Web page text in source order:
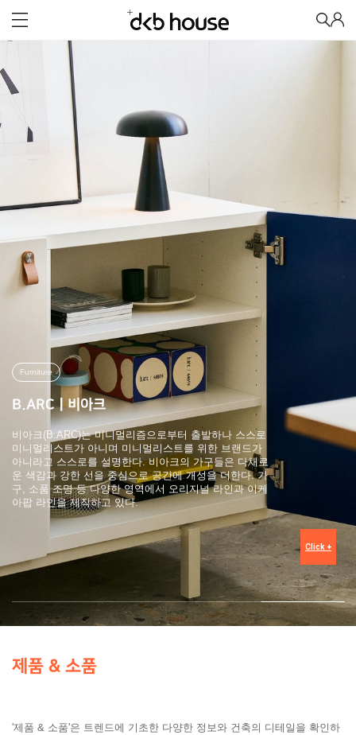
TABLE LAMPS
Zafferano x Verylight
자페라노(Zafferano)는 이탈리아 디자인을 전세계의
가정에 가져오는 컬렉션을 디자인하고 제작합니다. 모
든 테이블을 하나의 만남과 공유의 장소로 만드는 것을
목표로 합니다. 자페라노 디자인은 화려하고 독창적이
며 즐거움으로 어떤 환경에서도 신선하고 경쾌함을 불
어넣을 수 있도록 설계되었습니다. 컬렉션은 밝은 컬러
와 혁신적인 조형을 결합시킨 눈에 띄는 오브젝트로 테
이블에 개성과 재미를 더해줍니다.
Click +
제품 & 소품
'제품 & 소품'은 트렌드에 기초한 다양한 정보와 건축의 디테일을 확인하